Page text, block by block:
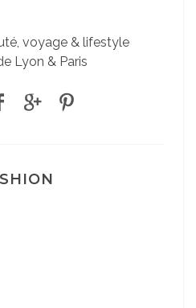
voyage & lifestyle
Lyon & Paris